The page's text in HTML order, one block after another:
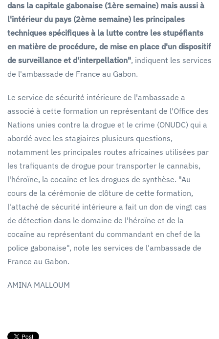
dans la capitale gabonaise (1ère semaine) mais aussi à
l'intérieur du pays (2ème semaine) les principales
techniques spécifiques à la lutte contre les stupéfiants
en matière de procédure, de mise en place d'un dispositif
de surveillance et d'interpellation", indiquent les services
de l'ambassade de France au Gabon.
Le service de sécurité intérieure de l'ambassade a
associé à cette formation un représentant de l'Office des
Nations unies contre la drogue et le crime (ONUDC) qui a
abordé avec les stagiaires plusieurs questions,
notamment les principales routes africaines utilisées par
les trafiquants de drogue pour transporter le cannabis,
l'héroïne, la cocaïne et les drogues de synthèse. "Au
cours de la cérémonie de clôture de cette formation,
l'attaché de sécurité intérieure a fait un don de vingt cas
de détection dans le domaine de l'héroïne et de la
cocaïne au représentant du commandant en chef de la
police gabonaise", note les services de l'ambassade de
France au Gabon.
AMINA MALLOUM